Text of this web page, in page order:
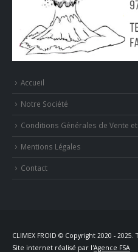
Accueil
Notre Société
Conditions Générales de Vente
Mentions Légales
Contact
CLIMEX FROID © Copyright 2020 -
Site internet réalisé par l'Agence FSA